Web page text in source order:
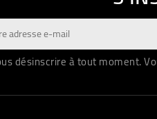
désinscrire à tout moment.